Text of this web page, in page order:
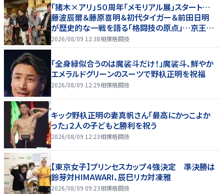
「猪木×アリ」５０周年「メモリアル展」スタート…
藤波辰爾＆藤原喜明＆初代タイガー＆前田日明
が歴史的な一戦を語る「格闘技の原点」…京王プ
ラザホテルで３１日まで
2026/08/09 12:38相撲格闘技
「全身緑似合うのは魔裟斗だけ！」魔裟斗、鮮やか
エメラルドグリーンのスーツで野杁正明を祝福
2026/08/09 12:29相撲格闘技
キック野杁正明の妻真帆さん「最高にかっこよか
った」２人の子どもと勝利を祝う
2026/08/09 12:23相撲格闘技
【東京女子】プリンセスカップ４強決定 準決勝は
鈴芽対HIMAWARI、辰巳リカ対凍雅
2026/08/09 09:23相撲格闘技